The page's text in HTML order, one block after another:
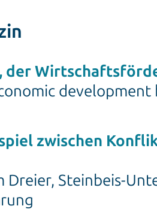
der
development
zwischen
Dreier, Steinbeis-